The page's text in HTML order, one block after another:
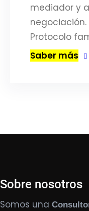
mediador y
negociación.
Protocolo
Saber más
Sobre nosotros
Somos una